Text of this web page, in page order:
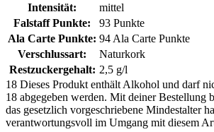
Intensität:
mittel
Falstaff Punkte:
93 Punkte
Ala Carte Punkte: 94 Ala Carte Punkte
Verschlussart:
Naturkork
Restzuckergehalt: 2,5 g/l
18 Dieses Produkt enthält Alkohol und darf
18 abgegeben werden. Mit deiner Bestellung
das gesetzlich vorgeschriebene Mindestalter
verantwortungsvoll im Umgang mit diesem